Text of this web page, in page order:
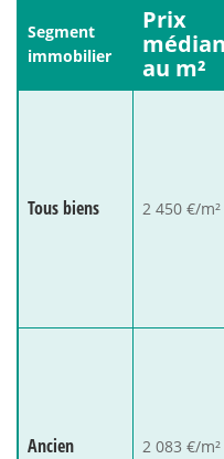
Segment
immobilier
Prix
médian
au m²
Tous biens 2 450 €/m²
Ancien 2 083 €/m²